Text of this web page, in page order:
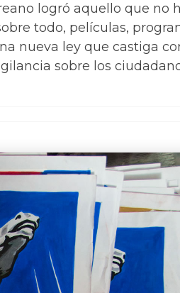
logró aquello que no
todo, películas,
nueva ley que castiga
sobre los